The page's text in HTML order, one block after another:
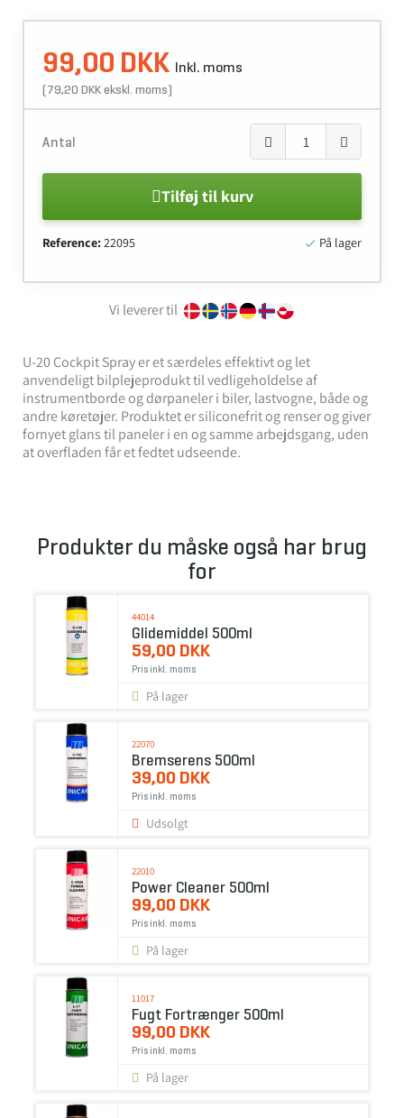
99,00 DKK Inkl. moms
(79,20 DKK ekskl. moms)
Antal
Tilføj til kurv
Reference:22095  På lager
Vi leverer til
U-20 Cockpit Spray er et særdeles effektivt og let
anvendeligt bilplejeprodukt til vedligeholdelse af
instrumentborde og dørpaneler i biler, lastvogne, både og
andre køretøjer. Produktet er siliconefrit og renser og giver
fornyet glans til paneler i en og samme arbejdsgang, uden
at overfladen får et fedtet udseende.
Produkter du måske også har brug
for
44014
Glidemiddel 500ml
59,00 DKK
Pris inkl. moms
På lager
22070
Bremserens 500ml
39,00 DKK
Pris inkl. moms
Udsolgt
22010
Power Cleaner 500ml
99,00 DKK
Pris inkl. moms
På lager
11017
Fugt Fortrænger 500ml
99,00 DKK
Pris inkl. moms
På lager